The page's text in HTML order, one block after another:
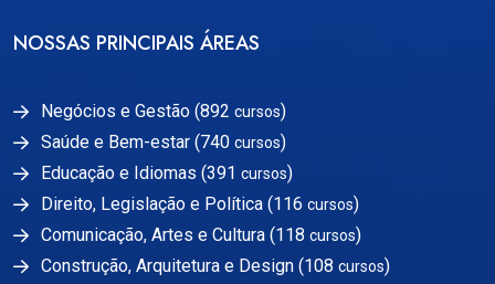
NOSSAS PRINCIPAIS ÁREAS
Negócios e Gestão (892 cursos)
Saúde e Bem-estar (740 cursos)
Educação e Idiomas (391 cursos)
Direito, Legislação e Política (116 cursos)
Comunicação, Artes e Cultura (118 cursos)
Construção, Arquitetura e Design (108 cursos)